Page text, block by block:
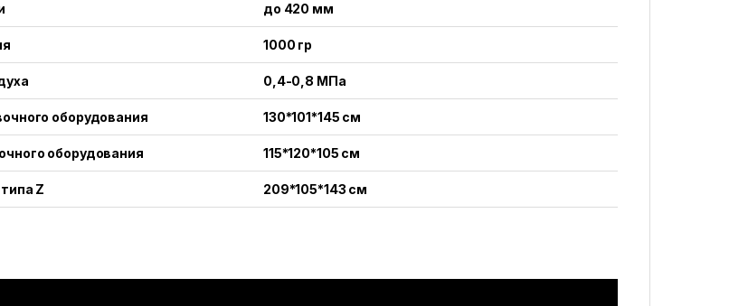
до 420 мм
1000 гр
0,4-0,8 МПа
оборудования 130*101*145 см
оборудования 115*120*105 см
Z 209*105*143 см